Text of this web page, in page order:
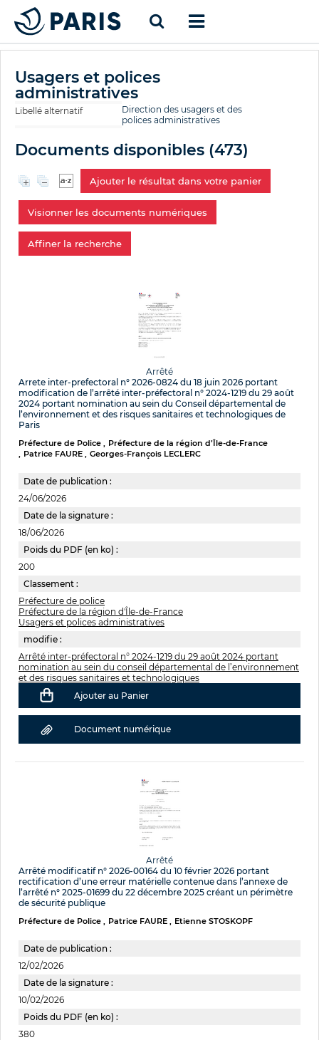
Usagers et polices
administratives
Libellé alternatif
Direction des usagers et des
polices administratives
Documents disponibles (473)
Ajouter le résultat dans votre panier
Visionner les documents numériques
Affiner la recherche
Arrêté
Arrete inter-prefectoral n° 2026-0824 du 18 juin 2026 portant
modification de l’arrêté inter-préfectoral n° 2024-1219 du 29 août
2024 portant nomination au sein du Conseil départemental de
l’environnement et des risques sanitaires et technologiques de
Paris
Préfecture de Police
Préfecture de la région d’Île-de-France
Patrice FAURE
Georges-François LECLERC
Date de publication :
24/06/2026
Date de la signature :
18/06/2026
Poids du PDF (en ko) :
200
Classement :
Préfecture de police
Préfecture de la région d'Île-de-France
Usagers et polices administratives
modifie :
Arrêté inter-préfectoral n° 2024-1219 du 29 août 2024 portant
nomination au sein du conseil départemental de l’environnement
et des risques sanitaires et technologiques
Ajouter au Panier
Document numérique
Arrêté
Arrêté modificatif n° 2026-00164 du 10 février 2026 portant
rectification d’une erreur matérielle contenue dans l’annexe de
l’arrêté n° 2025-01699 du 22 décembre 2025 créant un périmètre
de sécurité publique
Préfecture de Police Patrice FAURE Etienne STOSKOPF
Date de publication :
12/02/2026
Date de la signature :
10/02/2026
Poids du PDF (en ko) :
380